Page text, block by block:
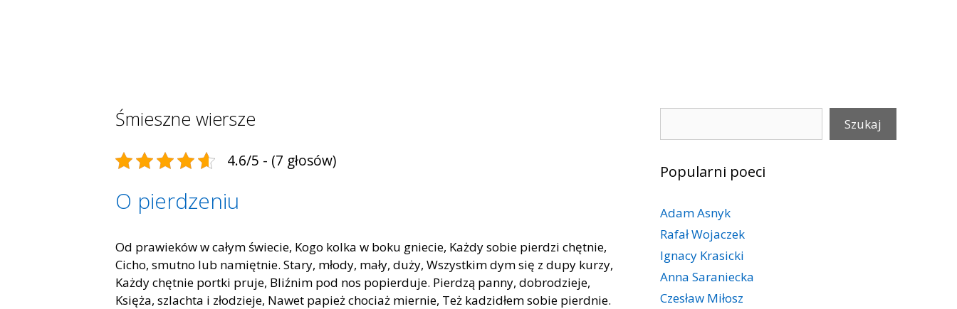
Śmieszne wiersze
4.6/5 - (7 głosów)
O pierdzeniu
Od prawieków w całym świecie, Kogo kolka w boku gniecie, Każdy sobie pierdzi chętnie,
Cicho, smutno lub namiętnie. Stary, młody, mały, duży, Wszystkim dym się z dupy kurzy,
Każdy chętnie portki pruje, Bliźnim pod nos popierduje. Pierdzą panny, dobrodzieje,
Księża, szlachta i złodzieje, Nawet papież chociaż miernie, Też kadzidłem sobie pierdnie.
Szukaj
Popularni poeci
Adam Asnyk
Rafał Wojaczek
Ignacy Krasicki
Anna Saraniecka
Czesław Miłosz